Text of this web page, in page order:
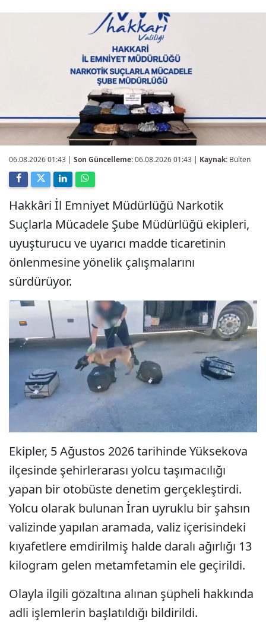
06.08.2026 01:43 | Son Güncelleme:06.08.2026 01:43 | Kaynak: Bülten
Hakkâri İl Emniyet Müdürlüğü Narkotik
Suçlarla Mücadele Şube Müdürlüğü ekipleri,
uyuşturucu ve uyarıcı madde ticaretinin
önlenmesine yönelik çalışmalarını
sürdürüyor.
Ekipler, 5 Ağustos 2026 tarihinde Yüksekova
ilçesinde şehirlerarası yolcu taşımacılığı
yapan bir otobüste denetim gerçekleştirdi.
Yolcu olarak bulunan İran uyruklu bir şahsın
valizinde yapılan aramada, valiz içerisindeki
kıyafetlere emdirilmiş halde daralı ağırlığı 13
kilogram gelen metamfetamin ele geçirildi.
Olayla ilgili gözaltına alınan şüpheli hakkında
adli işlemlerin başlatıldığı bildirildi.